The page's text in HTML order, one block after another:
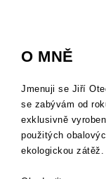
O MNĚ
Jmenuji se Jiří
se zabývám od
exklusivně
použitých
ekologickou zátěž.